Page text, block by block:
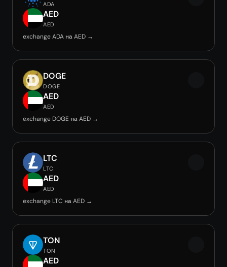
ADA
AED
AED
exchange ADA на AED →
DOGE
DOGE
AED
AED
exchange DOGE на AED →
LTC
LTC
AED
AED
exchange LTC на AED →
TON
TON
AED